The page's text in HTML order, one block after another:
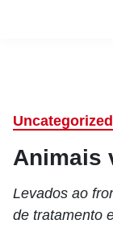
Uncategorized
Animais
Levados ao
de tratamento